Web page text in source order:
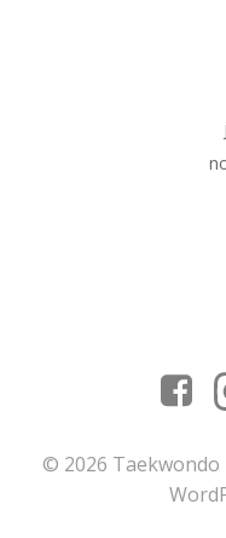
© 2026